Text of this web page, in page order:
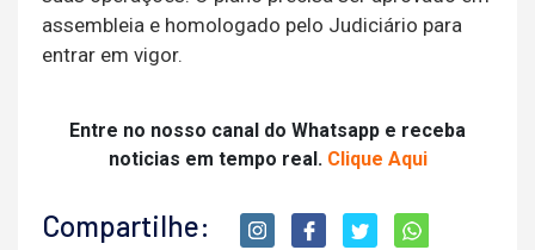
assembleia e homologado pelo Judiciário para
entrar em vigor.
Entre no nosso canal do Whatsapp e receba
noticias em tempo real. Clique Aqui
Compartilhe: